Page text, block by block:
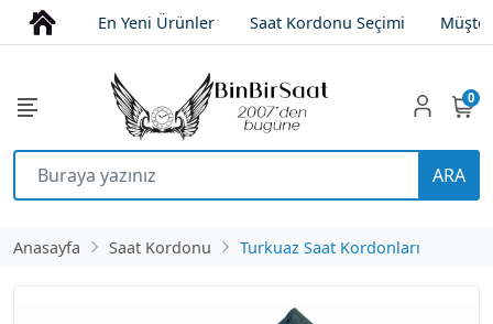
En Yeni Ürünler Saat Kordonu Seçimi
ARA
0
Anasayfa Saat Kordonu Turkuaz Saat Kordonları